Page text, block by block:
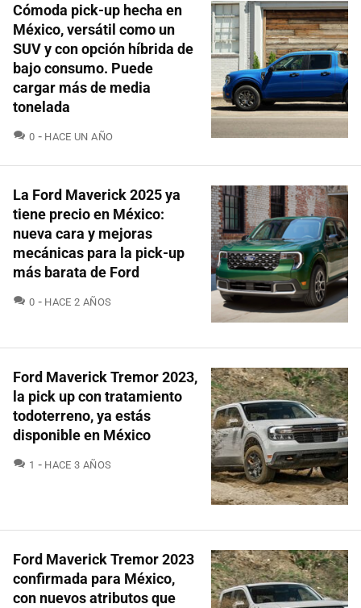
Cómoda pick-up hecha en
México, versátil como un
SUV y con opción híbrida de
bajo consumo. Puede
cargar más de media
tonelada
0 COMENTARIOS
HACE UN AÑO
La Ford Maverick 2025 ya
tiene precio en México:
nueva cara y mejoras
mecánicas para la pick-up
más barata de Ford
0 COMENTARIOS
HACE 2 AÑOS
Ford Maverick Tremor 2023,
la pick up con tratamiento
todoterreno, ya estás
disponible en México
1 COMENTARIOS
HACE 3 AÑOS
Ford Maverick Tremor 2023
confirmada para México,
con nuevos atributos que